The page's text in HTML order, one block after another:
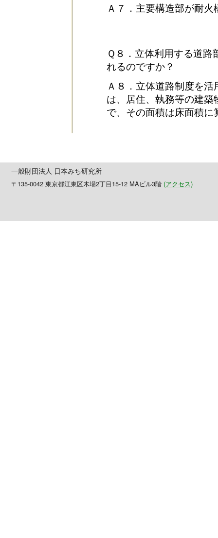
Ａ７．主要構造部が耐
Ｑ８．立体利用する道
れるのですか？
Ａ８．立体道路制度を
は、居住、執務等の建
で、その面積は床面積
一般財団法人 日本みち研究所
〒135-0042 東京都江東区木場2丁目15-12 MAビル3階 (アクセス)